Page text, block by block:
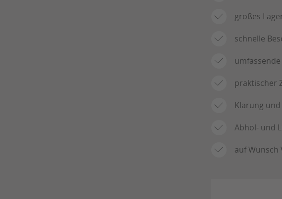
großes
schnelle
praktischer
Klärung
Abhol- und
auf